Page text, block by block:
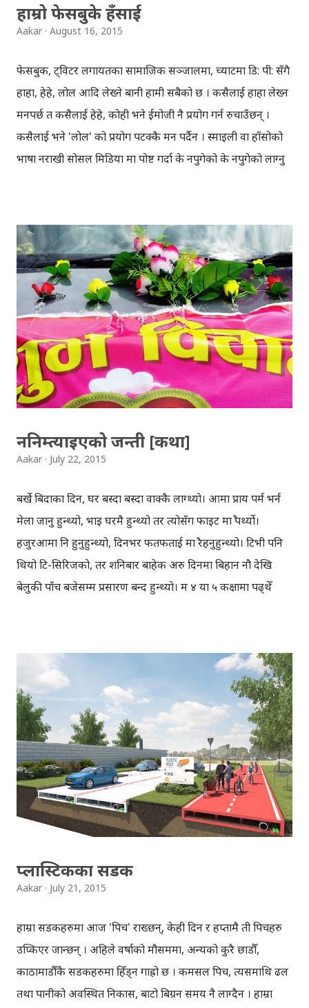
हाम्रो फेसबुके हँसाई
Aakar August 16, 2015
फेसबुक, ट्विटर लगायतका सामाजिक सञ्जालमा, च्याटमा डि: पी: सँगै
हाहा, हेहे, लोल आदि लेख्ने बानी हामी सबैको छ । कसैलाई हाहा लेख्न
मनपर्छ त कसैलाई हेहे, कोही भने ईमोजी नै प्रयोग गर्न रुचाउँछन् ।
कसैलाई भने 'लोल' को प्रयोग पटक्कै मन पर्दैन । स्माइली वा हाँसोको
भाषा नराखी सोसल मिडिया मा पोष्ट गर्दा के नपुगेको के नपुगेको लाग्नु
सिरियस कुरो । यही हाम्रो विभिन्न थरिको हाँसो माथि फेसबुकले
अनुसन्धान गरेको थियो, आज त्यही कुरा यहाँ लेख्दैछु । केही महिना
अघि न्युयोर्करमा छापिएको एउटा लेखबाट प्रभावित भएर फेसबुक ले,
प्रयोगकर्ताहरु फेसबुकमा कसरी हाँस्छन् भन्नेबारेमा अघिल्लो हप्ता
रमाइलो तथ्य सार्वजनिक गरेकोछ । मे महिनाको पछिल्लो हप्तामा
फेसबुकले, 'पोष्ट्' तथा प्रतिक्रियाहरुमा लेखिएका (हाँसो जनाउने
शब्दहरु) 'हाहा' (haha), 'हेहे/हिही' (hehe), 'इमोजी' (emoji),
'लोल' (lol) आदि शब्दहरुको सुक्ष्म विश्लेषण गरेकोथियो । फेसबुकले
अमेरिक...
ननिम्त्याइएको जन्ती [कथा]
Aakar July 22, 2015
बर्खे बिदाका दिन, घर बस्दा बस्दा वाक्कै लाग्थ्यो। आमा प्राय पर्म भर्न
मेला जानु हुन्थ्यो, भाइ घरमै हुन्थ्यो तर त्योसँग फाइट मात्रै पर्थ्यो।
हजुरआमा नि हुनुहुन्थ्यो, दिनभर फतफताई मात्रै रहनुहुन्थ्यो। टिभी पनि
थियो टि-सिरिजको, तर शनिबार बाहेक अरु दिनमा बिहान नौ देखि
बेलुकी पाँच बजेसम्म प्रसारण बन्द हुन्थ्यो। म ४ या ५ कक्षामा पढ्थेँ
फिटक्कै मन लाग्दैनथ्यो। गर्मी उस्तै, पानी नपरेको दिनमा असारको
गर्मीको के बयान गरिसाध्य, हन्नामा मकै पड्के जसरी घामले छानाका
टिन तातेर पड्किन्थे। पौडीे खेल्न जाउँ भने बिजयपुर खोलो बढेर
पुलसम्मै आउँथ्यो, बगाइहाल्यो भने भनेर पौडीन जान पनि डर लाग्थ्यो।
अनि भान्छाकोठामा जान्थेँ, खाजा के राखिदिनु भएछ आमाले भनेर हेर्थें,
सँधै निख्ला चिउरा। देख्नासाथ हुर्याइदिम जस्तो झोंक चल्थ्यो, तर
जतिसुकै खान्न भनेर घुर्की लगाए पनि सुनिदिने कोही हुन्थेन। दिन ढल्दै
गएपछि भोकले गलाउँदै लैजान्थ्यो, अनि मन नलाई नलाई त्यही चिउरा
हसुर्न पर्थ्यो। तर भोकको मेसा...
प्लास्टिकका सडक
Aakar July 21, 2015
हाम्रा सडकहरुमा आज 'पिच' राख्छन्, केही दिन र हप्तामै ती पिचहरु
उप्किएर जान्छन् । अहिले वर्षाको मौसममा, अन्यत्रको कुरै छाडौँ,
काठामाडौँकै सडकहरुमा हिँड्न गाह्रो छ । कमसल पिच, त्यसमाथि ढल
तथा पानीको अवस्थित निकास, बाटो बिग्रन समय नै लाग्दैन । हाम्रा